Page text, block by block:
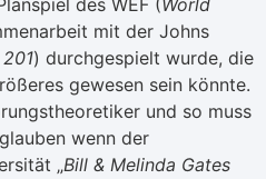
des WEF (World
mit der Johns
) durchgespielt wurde, die
gewesen sein könnte.
und so muss
wenn der
„Bill & Melinda Gates